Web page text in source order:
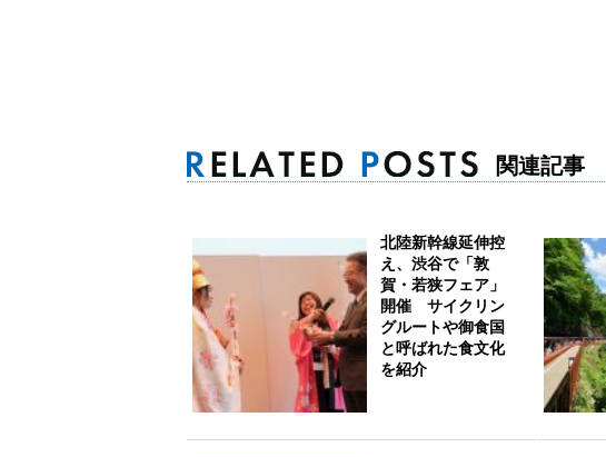
関連記事
北陸新幹線延伸控
え、渋谷で「敦
賀・若狭フェア」
開催 サイクリン
グルートや御食国
と呼ばれた食文化
を紹介